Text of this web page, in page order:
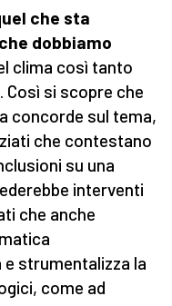
che sta
dobbiamo
clima così tanto
si scopre che
concorde sul tema,
che contestano
su una
interventi
che anche
strumentalizza la
come ad